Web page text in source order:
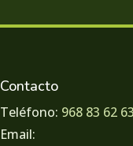
Contacto
Teléfono: 968 83 62 63
Email: